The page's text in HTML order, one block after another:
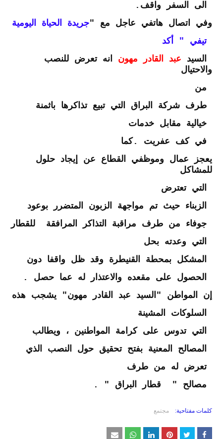
الى السفر واقف .
وفي اتصال هاتفي عاجل مع "جريدة الحياة اليومية
تيفي " أكد
السيد عبد القادر مهون انه تعرض للنصب
والاحتيال
من
طرف شركة البراق التي تبيع تذاكرها باثمنة
خيالية مقابل خدمات
في كف عفريت .كما
يعجز عمال وموظفي القطاع عن إيجاد حلول
للمشاكل
التي تعترض
الزبناء حيث تم مواجهة الزبون المتضرر بوعود
جوفاء من طرف مراقبة التذاكر المرافقة للقطار
التي وعدته بحل
المشكل بمحطة القنيطرة وقد ظل واقفا دون
الحصول على مقعده والاعتذار له عما حصل .
إن المواطن "السيد عبد القادر مهون" يشجب هذه
السلوكات المشينة
التي تدوس على كرامة المواطنين ، ويطالب
المصالح المعنية بفتح تحقيق حول النصب الذي
تعرض له من طرف
مصالح " قطار البراق " .
كلمات مفتاحية: مجتمع